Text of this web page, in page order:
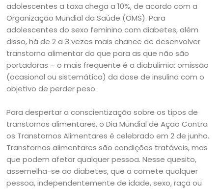
adolescentes a taxa chega a 10%, de acordo com a
Organização Mundial da Saúde (OMS). Para
adolescentes do sexo feminino com diabetes, além
disso, há de 2 a 3 vezes mais chance de desenvolver
transtorno alimentar do que para as que não são
portadoras – o mais frequente é a diabulimia: omissão
(ocasional ou sistemática) da dose de insulina com o
objetivo de perder peso.
Para despertar a conscientização sobre os tipos de
transtornos alimentares, o Dia Mundial de Ação Contra
os Transtornos Alimentares é celebrado em 2 de junho.
Transtornos alimentares são condições tratáveis, mas
que podem afetar qualquer pessoa. Nesse quesito,
assemelha-se ao diabetes, que a comete qualquer
pessoa, independentemente de idade, sexo, raça ou